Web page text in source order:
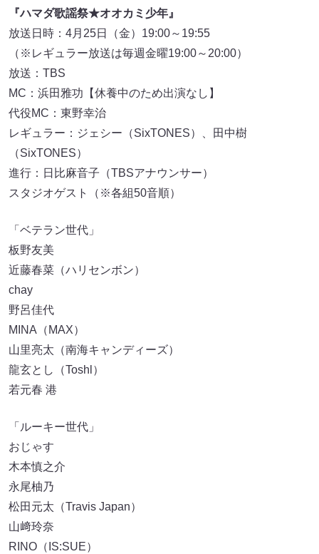
『ハマダ歌謡祭★オオカミ少年』
放送日時：4月25日（金）19:00～19:55
（※レギュラー放送は毎週金曜19:00～20:00）
放送：TBS
MC：浜田雅功【休養中のため出演なし】
代役MC：東野幸治
レギュラー：ジェシー（SixTONES）、田中樹
（SixTONES）
進行：日比麻音子（TBSアナウンサー）
スタジオゲスト（※各組50音順）
「ベテラン世代」
板野友美
近藤春菜（ハリセンボン）
chay
野呂佳代
MINA（MAX）
山里亮太（南海キャンディーズ）
龍玄とし（Toshl）
若元春 港
「ルーキー世代」
おじゃす
木本慎之介
永尾柚乃
松田元太（Travis Japan）
山﨑玲奈
RINO（IS:SUE）